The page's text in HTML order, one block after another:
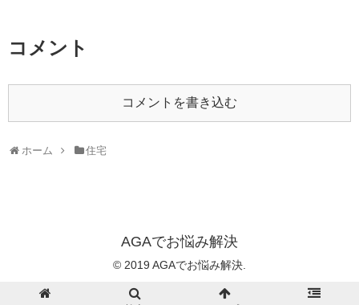
コメント
コメントを書き込む
ホーム 住宅
AGAでお悩み解決
© 2019 AGAでお悩み解決.